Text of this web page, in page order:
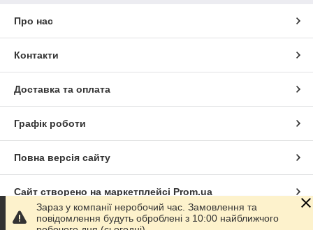
Про нас
Контакти
Доставка та оплата
Графік роботи
Повна версія сайту
Сайт створено на маркетплейсі Prom.ua
Політика конфіденційності
Зараз у компанії неробочий час. Замовлення та
повідомлення будуть оброблені з 10:00 найближчого